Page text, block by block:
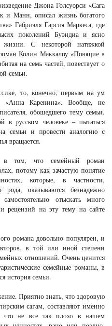
Джона Голсуорси «Сага
и Манн, описал жизнь богатого
Габриэля Гарсия Маркеса, где
поколений Буэндиа и ясно
жизни. С некоторой натяжкой
Колин Маккалоу «Поющие в
на семь частей, повествует о
семьи.
то, конечно, первым на ум
Каренина». Вообще, не
обошедшего тему семьи.
в русском человеке – пытаться
семьи и провести аналогию с
вращается.
в том, что семейный роман
потому как зачастую понятие
которые, в частности,
рода, оказываются безнадежно
отыскать много
рецензий на эту тему на сайте
романа довольно популярен, и
в той или иной степени
отношений. Очень ценится
семейные романы, в
история семьи.
Приятно знать, что здоровую
сагам, составляют именно
что не все так плохо в нашем